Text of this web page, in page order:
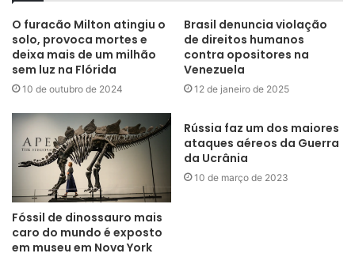
O furacão Milton atingiu o
solo, provoca mortes e
deixa mais de um milhão
sem luz na Flórida
10 de outubro de 2024
Brasil denuncia violação
de direitos humanos
contra opositores na
Venezuela
12 de janeiro de 2025
Fóssil de dinossauro mais
caro do mundo é exposto
em museu em Nova York
Rússia faz um dos maiores
ataques aéreos da Guerra
da Ucrânia
10 de março de 2023